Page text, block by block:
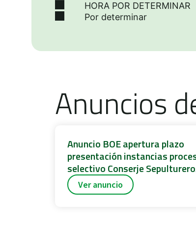
HORA POR DETERMINAR
Por determinar
Anuncios
Anuncio BOE apertura plazo
presentación instancias
selectivo Conserje
Ver anuncio